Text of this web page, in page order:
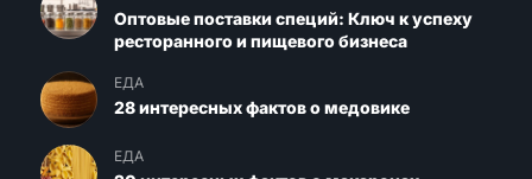
Оптовые поставки специй: Ключ к успеху
ресторанного и пищевого бизнеса
ЕДА
28 интересных фактов о медовике
ЕДА